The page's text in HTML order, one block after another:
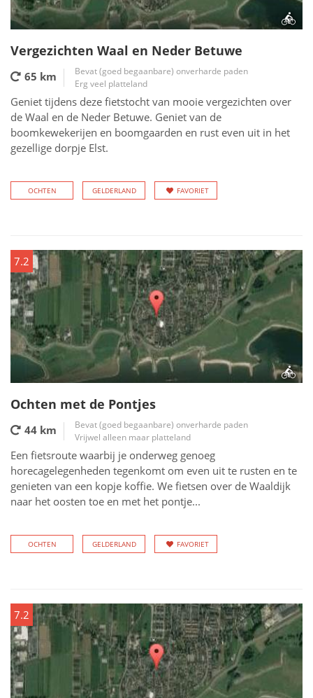
Vergezichten Waal en Neder Betuwe
65 km
Bevat (goed begaanbare) onverharde paden
Erg veel platteland
Geniet tijdens deze fietstocht van mooie vergezichten over
de Waal en de Neder Betuwe. Geniet van de
boomkewekerijen en boomgaarden en rust even uit in het
gezellige dorpje Elst.
OCHTEN GELDERLAND FAVORIET
7.2
Ochten met de Pontjes
44 km
Bevat (goed begaanbare) onverharde paden
Vrijwel alleen maar platteland
Een fietsroute waarbij je onderweg genoeg
horecagelegenheden tegenkomt om even uit te rusten en te
genieten van een kopje koffie. We fietsen over de Waaldijk
naar het oosten toe en met het pontje...
OCHTEN GELDERLAND FAVORIET
7.2